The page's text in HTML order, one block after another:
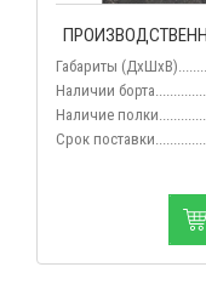
Габариты (ДхШхВ
Наличии
Наличие
Срок